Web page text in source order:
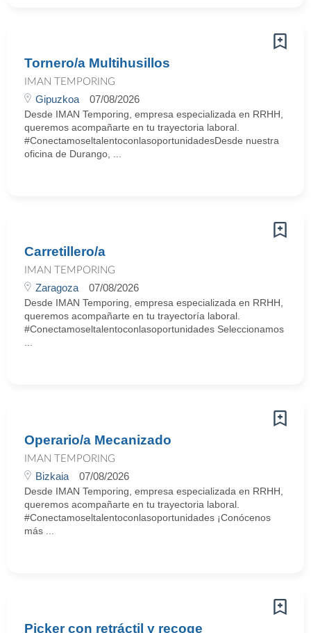
Tornero/a Multihusillos
IMAN TEMPORING
Gipuzkoa 07/08/2026
Desde IMAN Temporing, empresa especializada en RRHH,
queremos acompañarte en tu trayectoria laboral.
#ConectamoseltalentoconlasoportunidadesDesde nuestra
oficina de Durango, ...
Carretillero/a
IMAN TEMPORING
Zaragoza 07/08/2026
Desde IMAN Temporing, empresa especializada en RRHH,
queremos acompañarte en tu trayectoría laboral.
#Conectamoseltalentoconlasoportunidades Seleccionamos
Operario/a Mecanizado
IMAN TEMPORING
Bizkaia 07/08/2026
Desde IMAN Temporing, empresa especializada en RRHH,
queremos acompañarte en tu trayectoria laboral.
#Conectamoseltalentoconlasoportunidades ¡Conócenos
más ...
Picker con retráctil y recoge